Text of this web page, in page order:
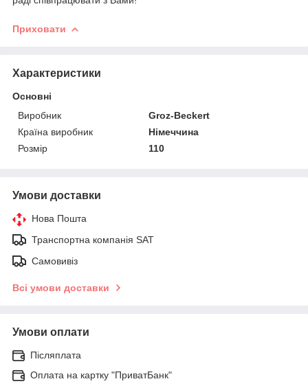
Приховати
Характеристики
Основні
Виробник
Groz-Beckert
Країна виробник
Німеччина
Розмір
110
Умови доставки
Нова Пошта
Транспортна компанія SAT
Самовивіз
Всі умови доставки
Умови оплати
Післяплата
Оплата на картку "ПриватБанк"